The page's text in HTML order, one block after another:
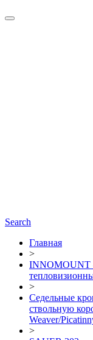
Search
Главная
>
INNOMOUNT
>
Седельные
ствольную
Weaver/
>